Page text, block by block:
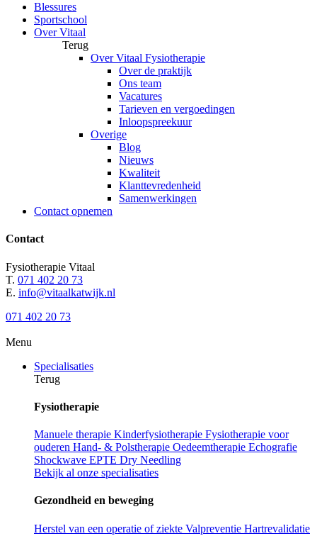
Blessures
Sportschool
Over Vitaal
Terug
Over Vitaal Fysiotherapie
Over de praktijk
Ons team
Vacatures
Tarieven en vergoedingen
Inloopspreekuur
Overige
Blog
Nieuws
Kwaliteit
Klanttevredenheid
Samenwerkingen
Contact opnemen
Contact
Fysiotherapie Vitaal
T. 071 402 20 73
E. info@vitaalkatwijk.nl
071 402 20 73
Menu
Specialisaties
Terug
Fysiotherapie
Manuele therapie Kinderfysiotherapie Fysiotherapie voor
ouderen Hand- & Polstherapie Oedeemtherapie Echografie
Shockwave EPTE Dry Needling
Bekijk al onze specialisaties
Gezondheid en beweging
Herstel van een operatie of ziekte Valpreventie Hartrevalidatie